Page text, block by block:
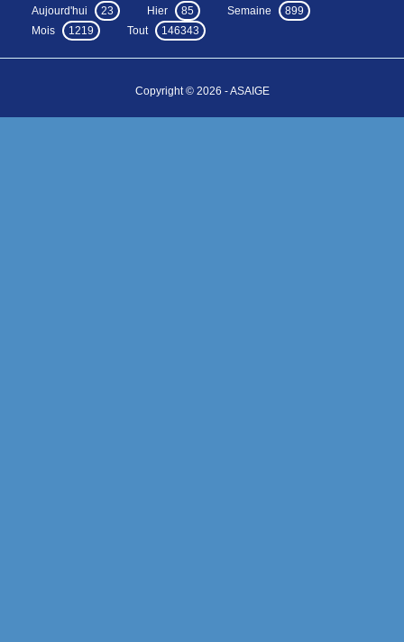
Aujourd'hui
23 Hier 85 Semaine
899
Mois
1219 Tout 146343
Copyright © 2026 - ASAIGE